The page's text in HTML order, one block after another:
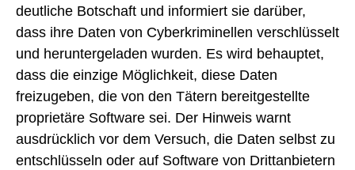
deutliche Botschaft und informiert sie darüber,
dass ihre Daten von Cyberkriminellen verschlüsselt
und heruntergeladen wurden. Es wird behauptet,
dass die einzige Möglichkeit, diese Daten
freizugeben, die von den Tätern bereitgestellte
proprietäre Software sei. Der Hinweis warnt
ausdrücklich vor dem Versuch, die Daten selbst zu
entschlüsseln oder auf Software von Drittanbietern